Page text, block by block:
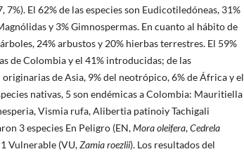
7%). El 62% de las especies son Eudicotiledóneas, 31%
y 3% Gimnospermas. En cuanto al hábito de
24% arbustos y 20% hierbas terrestres. El 59%
de Colombia y el 41% introducidas; de las
de Asia, 9% del neotrópico, 6% de África y el
nativas, 5 son endémicas a Colombia: Mauritiella
Vismia rufa, Alibertia patinoiy Tachigali
3 especies En Peligro (EN,Mora oleifera,Cedrela
Vulnerable (VU,Zamia roezlii). Los resultados del